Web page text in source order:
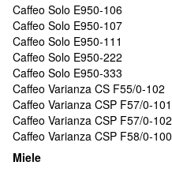
Caffeo Solo E950-106
Caffeo Solo E950-107
Caffeo Solo E950-111
Caffeo Solo E950-222
Caffeo Solo E950-333
Caffeo Varianza CS F55/0-102
Caffeo Varianza CSP F57/0-101
Caffeo Varianza CSP F57/0-102
Caffeo Varianza CSP F58/0-100
Miele